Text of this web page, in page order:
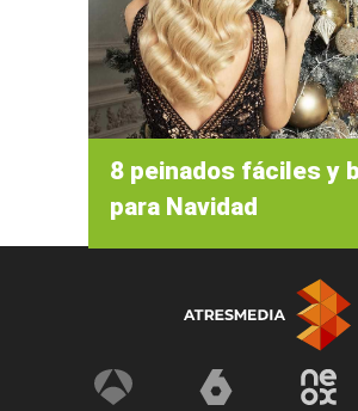
8 peinados fáciles y
para Navidad